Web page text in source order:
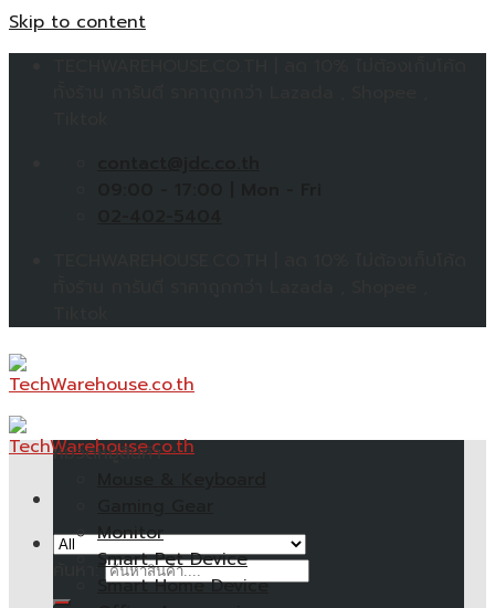
Skip to content
หมวดหมู่สินค้า
Monitor
Smart Pet Device
Smart Home Device